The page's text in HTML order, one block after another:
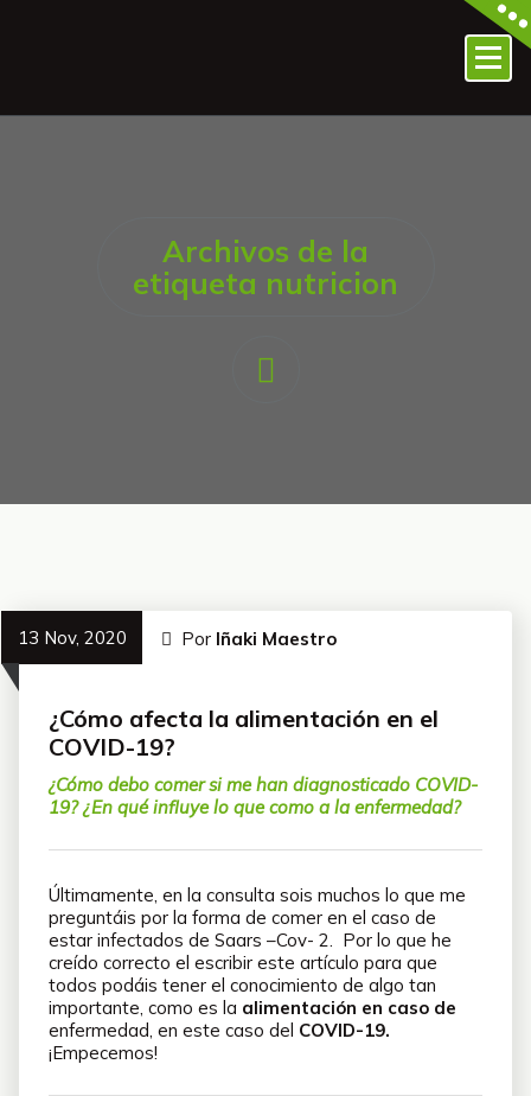
Archivos de la
etiqueta nutricion
13 Nov, 2020 Por Iñaki Maestro
¿Cómo afecta la alimentación en el
COVID-19?
¿Cómo debo comer si me han diagnosticado COVID-
19? ¿En qué influye lo que como a la enfermedad?
Últimamente, en la consulta sois muchos lo que me
preguntáis por la forma de comer en el caso de
estar infectados de Saars –Cov- 2. Por lo que he
creído correcto el escribir este artículo para que
todos podáis tener el conocimiento de algo tan
importante, como es la alimentación en caso de
enfermedad, en este caso del COVID-19.
¡Empecemos!